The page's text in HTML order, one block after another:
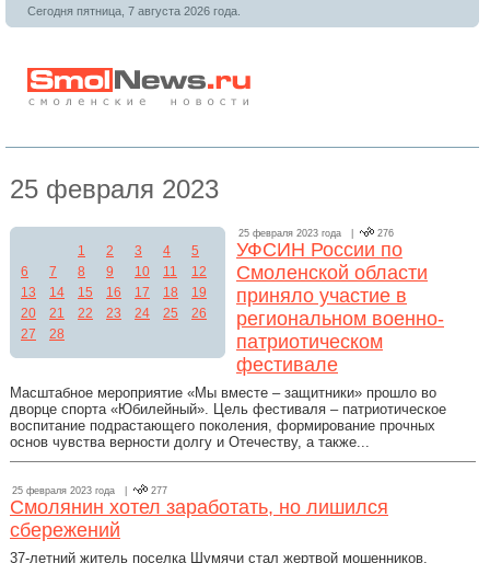
Сегодня пятница, 7 августа 2026 года.
25 февраля 2023
1 2 3 4
5
6
7 8 9 10 11
12
13
14 15 16 17 18
19
20
21 22 23 24 25
26
27
28
25 февраля 2023 года | 276
УФСИН России по
Смоленской области
приняло участие в
региональном военно-
патриотическом
фестивале
Масштабное мероприятие «Мы вместе – защитники» прошло во
дворце спорта «Юбилейный». Цель фестиваля – патриотическое
воспитание подрастающего поколения, формирование прочных
основ чувства верности долгу и Отечеству, а также...
25 февраля 2023 года | 277
Смолянин хотел заработать, но лишился
сбережений
37-летний житель поселка Шумячи стал жертвой мошенников.